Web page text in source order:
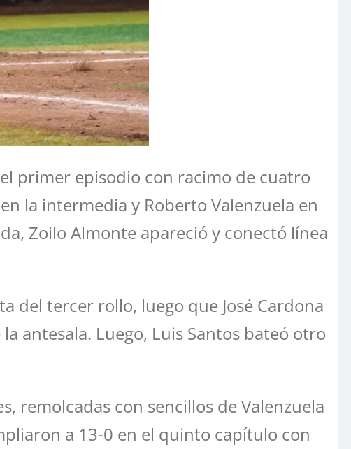
primer episodio con racimo de cuatro
la intermedia y Roberto Valenzuela en
Zoilo Almonte apareció y conectó línea
del tercer rollo, luego que José Cardona
antesala. Luego, Luis Santos bateó otro
remolcadas con sencillos de Valenzuela
a 13-0 en el quinto capítulo con